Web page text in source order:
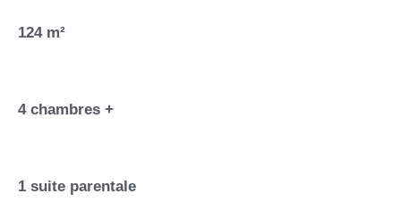
124 m²
4 chambres +
1 suite parentale